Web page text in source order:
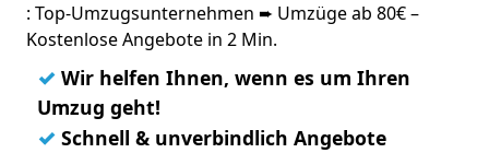
: Top-Umzugsunternehmen ➨ Umzüge ab 80€ –
Kostenlose Angebote in 2 Min.
✓ Wir helfen Ihnen, wenn es um Ihren
Umzug geht!
✓ Schnell & unverbindlich Angebote